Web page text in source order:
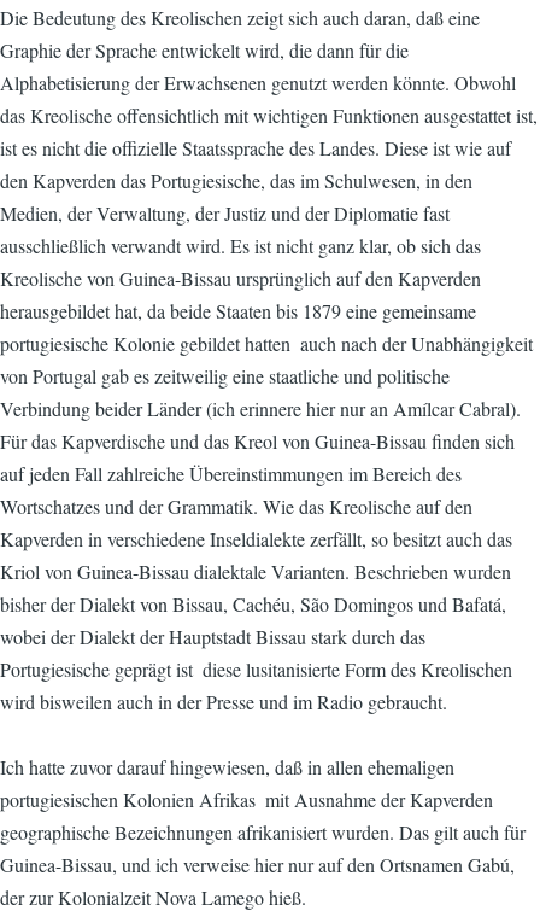
Die Bedeutung des Kreolischen zeigt sich auch daran, daß eine
Graphie der Sprache entwickelt wird, die dann für die
Alphabetisierung der Erwachsenen genutzt werden könnte. Obwohl
das Kreolische offensichtlich mit wichtigen Funktionen ausgestattet ist,
ist es nicht die offizielle Staatssprache des Landes. Diese ist wie auf
den Kapverden das Portugiesische, das im Schulwesen, in den
Medien, der Verwaltung, der Justiz und der Diplomatie fast
ausschließlich verwandt wird. Es ist nicht ganz klar, ob sich das
Kreolische von Guinea-Bissau ursprünglich auf den Kapverden
herausgebildet hat, da beide Staaten bis 1879 eine gemeinsame
portugiesische Kolonie gebildet hatten  auch nach der Unabhängigkeit
von Portugal gab es zeitweilig eine staatliche und politische
Verbindung beider Länder (ich erinnere hier nur an Amílcar Cabral).
Für das Kapverdische und das Kreol von Guinea-Bissau finden sich
auf jeden Fall zahlreiche Übereinstimmungen im Bereich des
Wortschatzes und der Grammatik. Wie das Kreolische auf den
Kapverden in verschiedene Inseldialekte zerfällt, so besitzt auch das
Kriol von Guinea-Bissau dialektale Varianten. Beschrieben wurden
bisher der Dialekt von Bissau, Cachéu, São Domingos und Bafatá,
wobei der Dialekt der Hauptstadt Bissau stark durch das
Portugiesische geprägt ist  diese lusitanisierte Form des Kreolischen
wird bisweilen auch in der Presse und im Radio gebraucht.
Ich hatte zuvor darauf hingewiesen, daß in allen ehemaligen
portugiesischen Kolonien Afrikas  mit Ausnahme der Kapverden 
geographische Bezeichnungen afrikanisiert wurden. Das gilt auch für
Guinea-Bissau, und ich verweise hier nur auf den Ortsnamen Gabú,
der zur Kolonialzeit Nova Lamego hieß.